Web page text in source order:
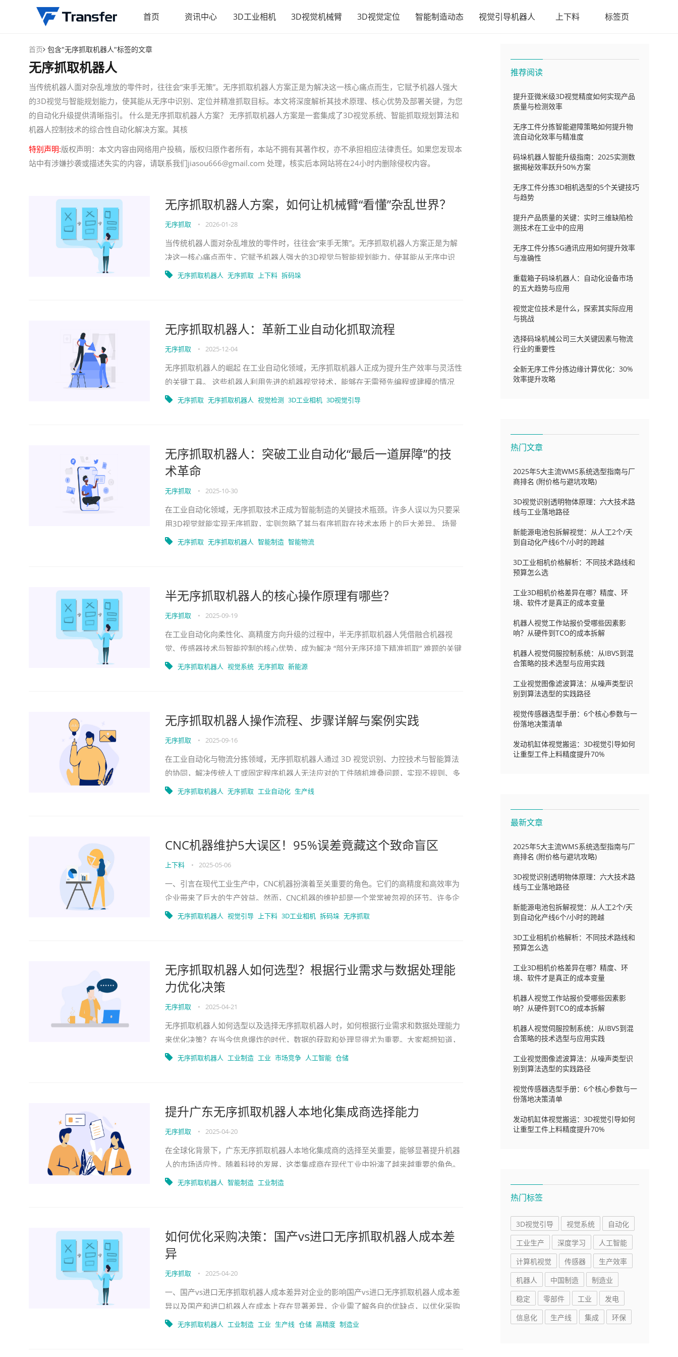
首页 资讯中心 3D工业相机 3D视觉机械臂 3D视觉定位 智能制造动态 视觉引导机器人 上下料 标签页
首页 包含"无序抓取机器人"标签的文章
无序抓取机器人
当传统机器人面对杂乱堆放的零件时，往往会“束手无策”。无序抓取机器人方案正是为解决这一核心痛点而生，它赋予机器人强大
的3D视觉与智能规划能力，使其能从无序中识别、定位并精准抓取目标。本文将深度解析其技术原理、核心优势及部署关键，为您
的自动化升级提供清晰指引。 什么是无序抓取机器人方案？ 无序抓取机器人方案是一套集成了3D视觉系统、智能抓取规划算法和
机器人控制技术的综合性自动化解决方案。其核
特别声明:版权声明：本文内容由网络用户投稿，版权归原作者所有，本站不拥有其著作权，亦不承担相应法律责任。如果您发现本
站中有涉嫌抄袭或描述失实的内容，请联系我们jiasou666@gmail.com 处理，核实后本网站将在24小时内删除侵权内容。
无序抓取机器人方案，如何让机械臂“看懂”杂乱世界？
无序抓取 • 2026-01-28
当传统机器人面对杂乱堆放的零件时，往往会“束手无策”。无序抓取机器人方案正是为解
决这一核心痛点而生，它赋予机器人强大的3D视觉与智能规划能力，使其能从无序中识
别、定位并精准抓取目标。本文将深度解
无序抓取机器人 无序抓取 上下料 拆码垛
无序抓取机器人：革新工业自动化抓取流程
无序抓取 • 2025-12-04
无序抓取机器人的崛起 在工业自动化领域，无序抓取机器人正成为提升生产效率与灵活性
的关键工具。 这些机器人利用先进的机器视觉技术，能够在无需预先编程或建模的情况
下，从杂乱无章的环境中精准识别并抓取目标物
无序抓取 无序抓取机器人 视觉检测 3D工业相机 3D视觉引导
无序抓取机器人：突破工业自动化“最后一道屏障”的技
术革命
无序抓取 • 2025-10-30
在工业自动化领域，无序抓取技术正成为智能制造的关键技术瓶颈。许多人误以为只要采
用3D视觉就能实现无序抓取，实则忽略了其与有序抓取在技术本质上的巨大差异。 场景
对比：从“循规蹈矩”到“随机应变” 有序
无序抓取 无序抓取机器人 智能制造 智能物流
半无序抓取机器人的核心操作原理有哪些？
无序抓取 • 2025-09-19
在工业自动化向柔性化、高精度方向升级的过程中，半无序抓取机器人凭借融合机器视
觉、传感器技术与智能控制的核心优势，成为解决 “部分无序环境下精准抓取” 难题的关键
设备。它能在工件堆叠、姿态不固定的场景中
无序抓取机器人 视觉系统 无序抓取 新能源
无序抓取机器人操作流程、步骤详解与案例实践
无序抓取 • 2025-09-16
在工业自动化与物流分拣领域，无序抓取机器人通过 3D 视觉识别、力控技术与智能算法
的协同，解决传统人工或固定程序机器人无法应对的工件随机堆叠问题，实现不规则、多
品种工件的自动化抓取与分拣。无论是制造
无序抓取机器人 无序抓取 工业自动化 生产线
CNC机器维护5大误区！95%误差竟藏这个致命盲区
上下料 • 2025-05-06
一、引言在现代工业生产中，CNC机器扮演着至关重要的角色。它们的高精度和高效率为
企业带来了巨大的生产效益。然而，CNC机器的维护却是一个常常被忽视的环节。许多企
业在维护CNC机器时存在一些误区，这些误
无序抓取机器人 视觉引导 上下料 3D工业相机 拆码垛 无序抓取
无序抓取机器人如何选型？根据行业需求与数据处理能
力优化决策
无序抓取 • 2025-04-21
无序抓取机器人如何选型以及选择无序抓取机器人时，如何根据行业需求和数据处理能力
来优化决策？在当今信息爆炸的时代，数据的获取和处理显得尤为重要。大家都想知道，
选择合适的无序抓取机器人可不是一件简单的事情
无序抓取机器人 工业制造 工业 市场竞争 人工智能 仓储
提升广东无序抓取机器人本地化集成商选择能力
无序抓取 • 2025-04-20
在全球化背景下，广东无序抓取机器人本地化集成商的选择至关重要，能够显著提升机器
人的市场适应性。随着科技的发展，这类集成商在现代工业中扮演了越来越重要的角色。
市场需求的变化推动了技术的革新，越来越多的企
无序抓取机器人 智能制造 工业制造
如何优化采购决策：国产vs进口无序抓取机器人成本差
异
无序抓取 • 2025-04-20
一、国产vs进口无序抓取机器人成本差异对企业的影响国产vs进口无序抓取机器人成本差
异以及国产和进口机器人在成本上存在显著差异，企业需了解各自的优缺点，以优化采购
决策。随着科技的发展，国产和进口的无序抓
无序抓取机器人 工业制造 工业 生产线 仓储 高精度 制造业
推荐阅读
提升亚微米级3D视觉精度如何实现产品
质量与检测效率
无序工件分拣智能避障策略如何提升物
流自动化效率与精准度
码垛机器人智能升级指南：2025实测数
据揭秘效率跃升50%方案
无序工件分拣3D相机选型的5个关键技巧
与趋势
提升产品质量的关键：实时三维缺陷检
测技术在工业中的应用
无序工件分拣5G通讯应用如何提升效率
与准确性
重载箱子码垛机器人：自动化设备市场
的五大趋势与应用
视觉定位技术是什么，探索其实际应用
与挑战
选择码垛机械公司三大关键因素与物流
行业的重要性
全新无序工件分拣边缘计算优化：30%
效率提升攻略
热门文章
2025年5大主流WMS系统选型指南与厂
商排名 (附价格与避坑攻略)
3D视觉识别透明物体原理：六大技术路
线与工业落地路径
新能源电池包拆解视觉：从人工2个/天
到自动化产线6个/小时的跨越
3D工业相机价格解析：不同技术路线和
预算怎么选
工业3D相机价格差异在哪？精度、环
境、软件才是真正的成本变量
机器人视觉工作站报价受哪些因素影
响？从硬件到TCO的成本拆解
机器人视觉伺服控制系统：从IBVS到混
合策略的技术选型与应用实践
工业视觉图像滤波算法：从噪声类型识
别到算法选型的实践路径
视觉传感器选型手册：6个核心参数与一
份落地决策清单
发动机缸体视觉搬运：3D视觉引导如何
让重型工件上料精度提升70%
最新文章
2025年5大主流WMS系统选型指南与厂
商排名 (附价格与避坑攻略)
3D视觉识别透明物体原理：六大技术路
线与工业落地路径
新能源电池包拆解视觉：从人工2个/天
到自动化产线6个/小时的跨越
3D工业相机价格解析：不同技术路线和
预算怎么选
工业3D相机价格差异在哪？精度、环
境、软件才是真正的成本变量
机器人视觉工作站报价受哪些因素影
响？从硬件到TCO的成本拆解
机器人视觉伺服控制系统：从IBVS到混
合策略的技术选型与应用实践
工业视觉图像滤波算法：从噪声类型识
别到算法选型的实践路径
视觉传感器选型手册：6个核心参数与一
份落地决策清单
发动机缸体视觉搬运：3D视觉引导如何
让重型工件上料精度提升70%
热门标签
3D视觉引导 视觉系统
自动化
工业生产
深度学习
人工智能
计算机视觉
传感器
生产效率
机器人
中国制造
制造业
稳定
零部件 工业
发电
信息化
生产线 集成 环保